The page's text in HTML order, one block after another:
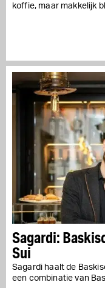
koffie, maar makkelijk
Sagardi:
Sui
Sagardi haalt de
een combinatie van